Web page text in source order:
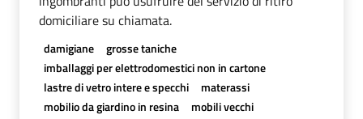
domiciliare su chiamata.
damigiane
grosse taniche
imballaggi per elettrodomestici non in cartone
lastre di vetro intere e specchi
materassi
mobilio da giardino in resina
mobili vecchi